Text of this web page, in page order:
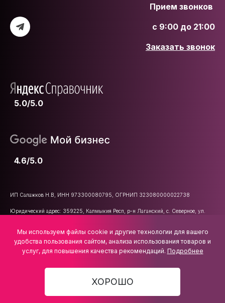
3 650 ₽ В КОРЗИНУ
Мы используем файлы cookie и другие технологии для вашего
удобства пользования сайтом, анализа использования товаров и
услуг, для повышения качества рекомендаций. Подробнее
ХОРОШО
Прием звонков
с 9:00 до 21:00
Заказать звонок
5.0/5.0
4.6/5.0
ИП Салажков Н.В, ИНН 973300080795, ОГРНИП 323080000022738
Юридический адрес: 359225, Калмыкия Респ, р-н Лаганский, с. Северное, ул.
E-mail: info@vsemkarniz.ru